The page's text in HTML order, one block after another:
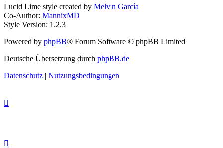
Lucid Lime style created by Melvin García
Co-Author: MannixMD
Style Version: 1.2.3
Powered by phpBB® Forum Software © phpBB Limited
Deutsche Übersetzung durch phpBB.de
Datenschutz | Nutzungsbedingungen